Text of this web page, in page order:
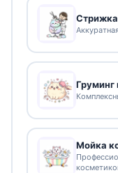
Груминг
Мойка